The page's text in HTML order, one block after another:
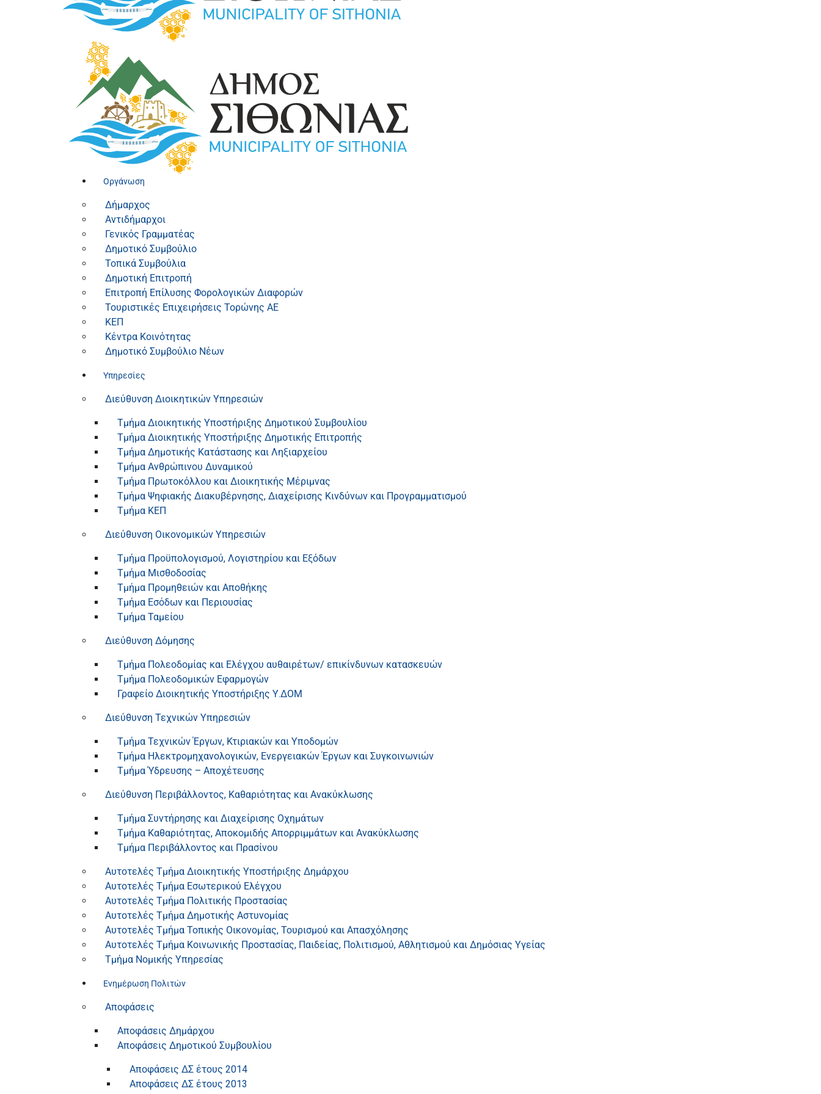
Οργάνωση
Δήμαρχος
Αντιδήμαρχοι
Γενικός Γραμματέας
Δημοτικό Συμβούλιο
Τοπικά Συμβούλια
Δημοτική Επιτροπή
Επιτροπή Επίλυσης Φορολογικών Διαφορών
Τουριστικές Επιχειρήσεις Τορώνης ΑΕ
ΚΕΠ
Κέντρα Κοινότητας
Δημοτικό Συμβούλιο Νέων
Υπηρεσίες
Διεύθυνση Διοικητικών Υπηρεσιών
Τμήμα Διοικητικής Υποστήριξης Δημοτικού Συμβουλίου
Τμήμα Διοικητικής Υποστήριξης Δημοτικής Επιτροπής
Τμήμα Δημοτικής Κατάστασης και Ληξιαρχείου
Τμήμα Ανθρώπινου Δυναμικού
Τμήμα Πρωτοκόλλου και Διοικητικής Μέριμνας
Τμήμα Ψηφιακής Διακυβέρνησης, Διαχείρισης Κινδύνων και Προγραμματισμού
Τμήμα ΚΕΠ
Διεύθυνση Οικονομικών Υπηρεσιών
Τμήμα Προϋπολογισμού, Λογιστηρίου και Εξόδων
Τμήμα Μισθοδοσίας
Τμήμα Προμηθειών και Αποθήκης
Τμήμα Εσόδων και Περιουσίας
Τμήμα Ταμείου
Διεύθυνση Δόμησης
Τμήμα Πολεοδομίας και Ελέγχου αυθαιρέτων/ επικίνδυνων κατασκευών
Τμήμα Πολεοδομικών Εφαρμογών
Γραφείο Διοικητικής Υποστήριξης Υ.ΔΟΜ
Διεύθυνση Τεχνικών Υπηρεσιών
Τμήμα Τεχνικών Έργων, Κτιριακών και Υποδομών
Τμήμα Ηλεκτρομηχανολογικών, Ενεργειακών Έργων και Συγκοινωνιών
Τμήμα Ύδρευσης – Αποχέτευσης
Διεύθυνση Περιβάλλοντος, Καθαριότητας και Ανακύκλωσης
Τμήμα Συντήρησης και Διαχείρισης Οχημάτων
Τμήμα Καθαριότητας, Αποκομιδής Απορριμμάτων και Ανακύκλωσης
Τμήμα Περιβάλλοντος και Πρασίνου
Αυτοτελές Τμήμα Διοικητικής Υποστήριξης Δημάρχου
Αυτοτελές Τμήμα Εσωτερικού Ελέγχου
Αυτοτελές Τμήμα Πολιτικής Προστασίας
Αυτοτελές Τμήμα Δημοτικής Αστυνομίας
Αυτοτελές Τμήμα Τοπικής Οικονομίας, Τουρισμού και Απασχόλησης
Αυτοτελές Τμήμα Κοινωνικής Προστασίας, Παιδείας, Πολιτισμού, Αθλητισμού και Δημόσιας Υγείας
Τμήμα Νομικής Υπηρεσίας
Ενημέρωση Πολιτών
Αποφάσεις
Αποφάσεις Δημάρχου
Αποφάσεις Δημοτικού Συμβουλίου
Αποφάσεις ΔΣ έτους 2014
Αποφάσεις ΔΣ έτους 2013